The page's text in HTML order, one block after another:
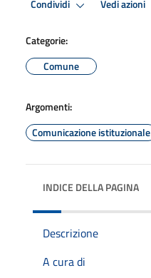
Condividi Vedi azioni
Categorie:
Comune
Argomenti:
Comunicazione istituzionale
INDICE DELLA PAGINA
Descrizione
A cura di